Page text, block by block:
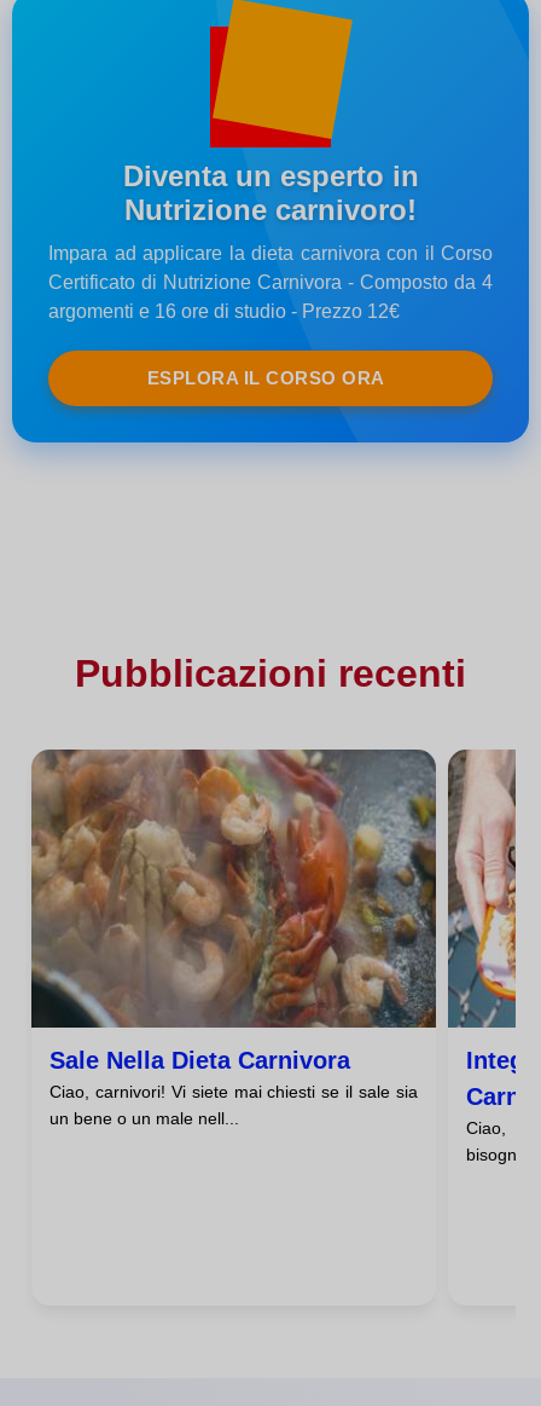
Diventa un esperto in
Nutrizione carnivoro!
Impara ad applicare la dieta carnivora con il Corso
Certificato di Nutrizione Carnivora - Composto da 4
argomenti e 16 ore di studio - Prezzo 12€
ESPLORA IL CORSO ORA
Pubblicazioni recenti
Sale Nella Dieta Carnivora
Ciao, carnivori! Vi siete mai chiesti se il sale sia
un bene o un male nell...
Ciao,
bisogno